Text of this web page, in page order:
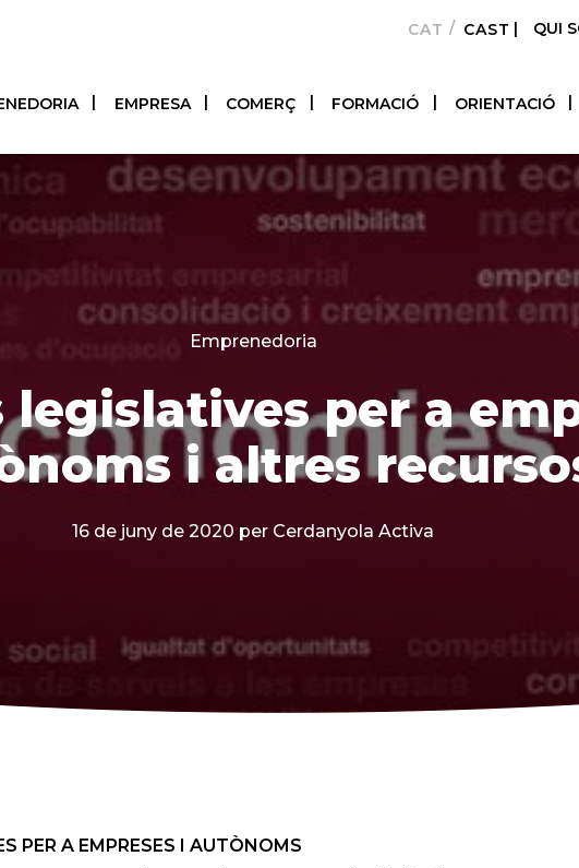
CATALÀ | QUI
EMPRESA COMERÇ FORMACIÓ ORIENTACIÓ
Categories
Emprenedoria
legislatives per a
i altres
16 de juny de 2020 per Cerdanyola Activa
PER A EMPRESES I AUTÒNOMS